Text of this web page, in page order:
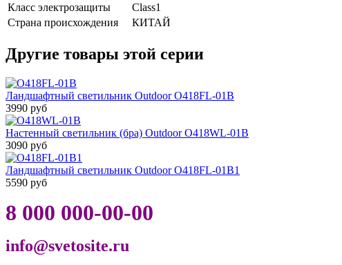
Класс электрозащиты
Class1
Страна происхождения
КИТАЙ
Другие товары этой серии
Ландшафтный светильник Outdoor O418FL-01B
3990 руб
Настенный светильник (бра) Outdoor O418WL-01B
3090 руб
Ландшафтный светильник Outdoor O418FL-01B1
5590 руб
8 000 000-00-00
info@svetosite.ru